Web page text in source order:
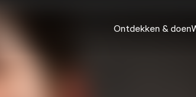
Ontdekken & doen